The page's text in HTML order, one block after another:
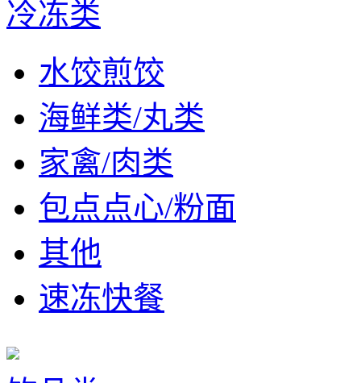
冷冻类
水饺煎饺
海鲜类/丸类
家禽/肉类
包点点心/粉面
其他
速冻快餐